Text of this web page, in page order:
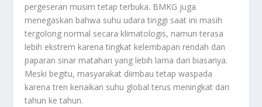
pergeseran musim tetap terbuka. BMKG juga
menegaskan bahwa suhu udara tinggi saat ini masih
tergolong normal secara klimatologis, namun terasa
lebih ekstrem karena tingkat kelembapan rendah dan
paparan sinar matahari yang lebih lama dari biasanya.
Meski begitu, masyarakat diimbau tetap waspada
karena tren kenaikan suhu global terus meningkat dari
tahun ke tahun.